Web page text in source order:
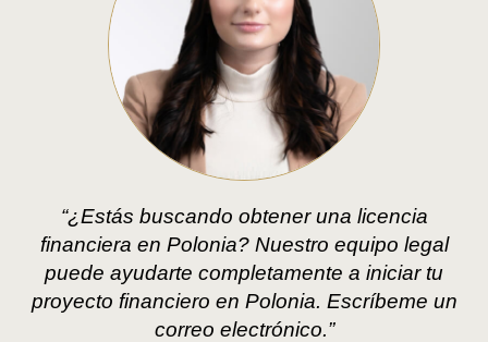
“¿Estás buscando obtener una licencia
financiera en Polonia? Nuestro equipo legal
puede ayudarte completamente a iniciar tu
proyecto financiero en Polonia. Escríbeme un
correo electrónico.”